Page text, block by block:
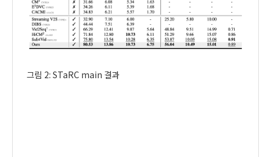
그림 2: STaRC main 결과